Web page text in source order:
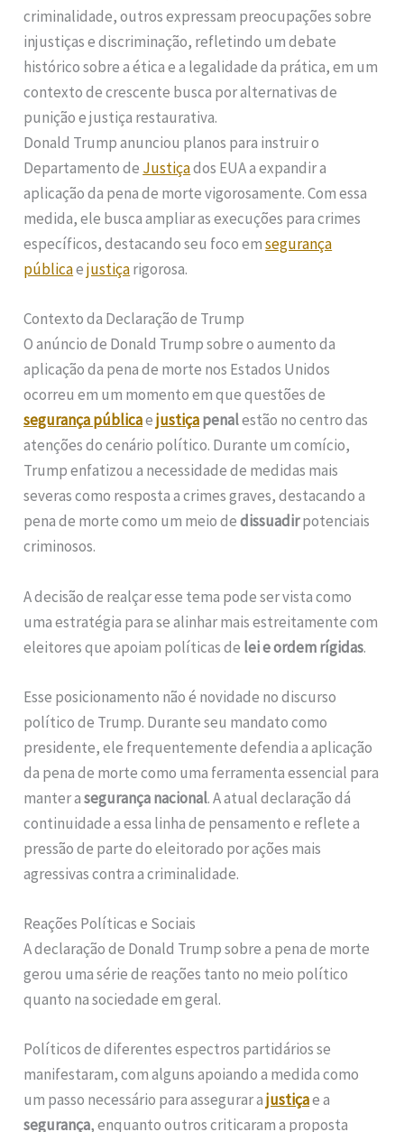
criminalidade, outros expressam preocupações sobre
injustiças e discriminação, refletindo um debate
histórico sobre a ética e a legalidade da prática, em um
contexto de crescente busca por alternativas de
punição e justiça restaurativa.
Donald Trump anunciou planos para instruir o
Departamento de Justiçados EUA a expandir a
aplicação da pena de morte vigorosamente. Com essa
medida, ele busca ampliar as execuções para crimes
específicos, destacando seu foco emsegurança
públicaejustiçarigorosa.
Contexto da Declaração de Trump
O anúncio de Donald Trump sobre o aumento da
aplicação da pena de morte nos Estados Unidos
ocorreu em um momento em que questões de
segurança públicaejustiçapenalestão no centro das
atenções do cenário político. Durante um comício,
Trump enfatizou a necessidade de medidas mais
severas como resposta a crimes graves, destacando a
pena de morte como um meio dedissuadirpotenciais
criminosos.
A decisão de realçar esse tema pode ser vista como
uma estratégia para se alinhar mais estreitamente com
eleitores que apoiam políticas de lei e ordem rígidas.
Esse posicionamento não é novidade no discurso
político de Trump. Durante seu mandato como
presidente, ele frequentemente defendia a aplicação
da pena de morte como uma ferramenta essencial para
manter asegurança nacional. A atual declaração dá
continuidade a essa linha de pensamento e reflete a
pressão de parte do eleitorado por ações mais
agressivas contra a criminalidade.
Reações Políticas e Sociais
A declaração de Donald Trump sobre a pena de morte
gerou uma série de reações tanto no meio político
quanto na sociedade em geral.
Políticos de diferentes espectros partidários se
manifestaram, com alguns apoiando a medida como
um passo necessário para assegurar ajustiçae a
segurança, enquanto outros criticaram a proposta